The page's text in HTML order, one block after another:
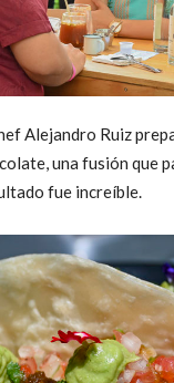
Alejandro Ruiz
una fusión que
fue increíble.